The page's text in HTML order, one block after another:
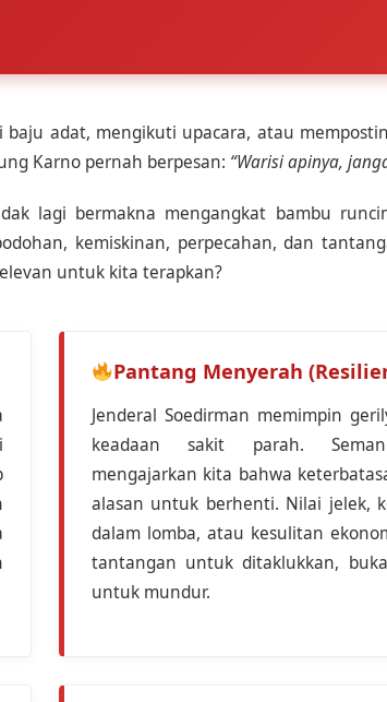
adat, mengikuti upacara, atau
Karno pernah berpesan: “Warisi apinya,
lagi bermakna mengangkat bambu
kemiskinan, perpecahan, dan
untuk kita terapkan?
Pantang Menyerah
Jenderal Soedirman memimpin
keadaan sakit parah.
mengajarkan kita bahwa
alasan untuk berhenti. Nilai jelek,
dalam lomba, atau kesulitan
tantangan untuk ditaklukkan,
untuk mundur.